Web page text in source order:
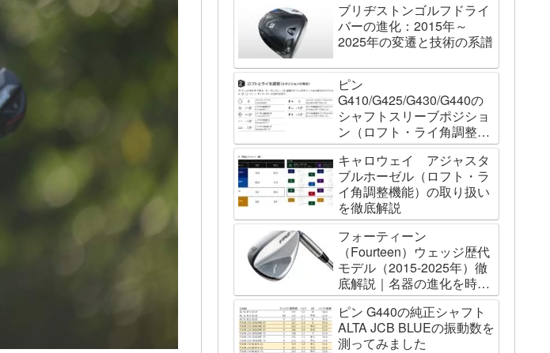
ブリヂストンゴルフドライ
バーの進化：2015年～
2025年の変遷と技術の系譜
ピン
G410/G425/G430/G440の
シャフトスリーブポジショ
ン（ロフト・ライ角調整機
能）について
キャロウェイ アジャスタ
ブルホーゼル（ロフト・ラ
イ角調整機能）の取り扱い
を徹底解説
フォーティーン
（Fourteen）ウェッジ歴代
モデル（2015-2025年）徹
底解説｜名器の進化を時系
列で辿る
ピン G440の純正シャフト
ALTA JCB BLUEの振動数を
測ってみました